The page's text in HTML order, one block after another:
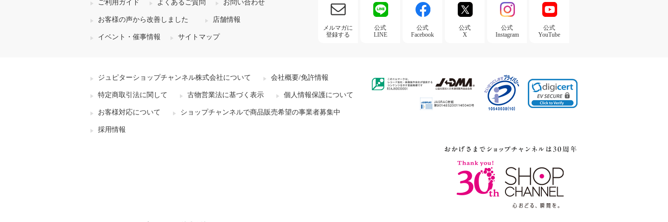
ご利用ガイド よくあるご質問 お問い合わせ
お客様の声から改善しました 店舗情報
イベント・催事情報 サイトマップ
メルマガに
登録する
公式
LINE
公式
Facebook
公式
X
公式
Instagram
公式
YouTube
ジュピターショップチャンネル株式会社について 会社概要/免許情報
特定商取引法に関して 古物営業法に基づく表示 個人情報保護について
お客様対応について ショップチャンネルで商品販売希望の事業者募集中
採用情報